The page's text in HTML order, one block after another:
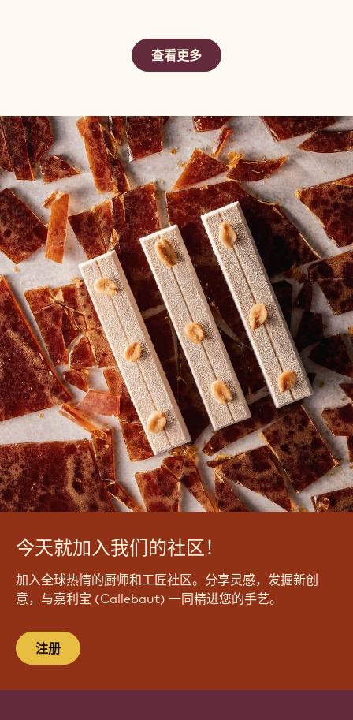
查看更多
今天就加入我们的社区！
加入全球热情的厨师和工匠社区。分享灵感，发掘新创
意，与嘉利宝 (Callebaut) 一同精进您的手艺。
注册